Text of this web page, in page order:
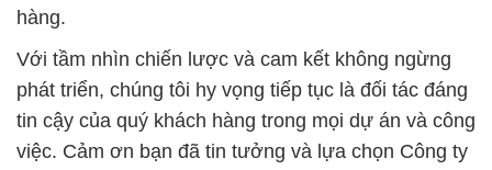
hàng.
Với tầm nhìn chiến lược và cam kết không ngừng
phát triển, chúng tôi hy vọng tiếp tục là đối tác đáng
tin cậy của quý khách hàng trong mọi dự án và công
việc. Cảm ơn bạn đã tin tưởng và lựa chọn Công ty